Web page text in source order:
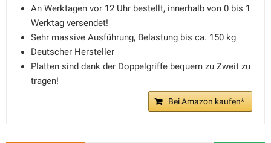
An Werktagen vor 12 Uhr bestellt, innerhalb von 0 bis 1
Werktag versendet!
Sehr massive Ausführung, Belastung bis ca. 150 kg
Deutscher Hersteller
Platten sind dank der Doppelgriffe bequem zu Zweit zu
tragen!
Bei Amazon kaufen*